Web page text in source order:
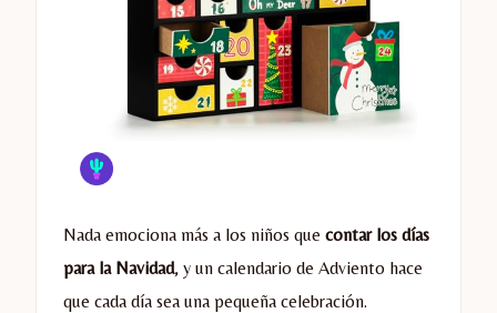
Nada emociona más a los niños que contar los días
para la Navidad, y un calendario de Adviento hace
que cada día sea una pequeña celebración.